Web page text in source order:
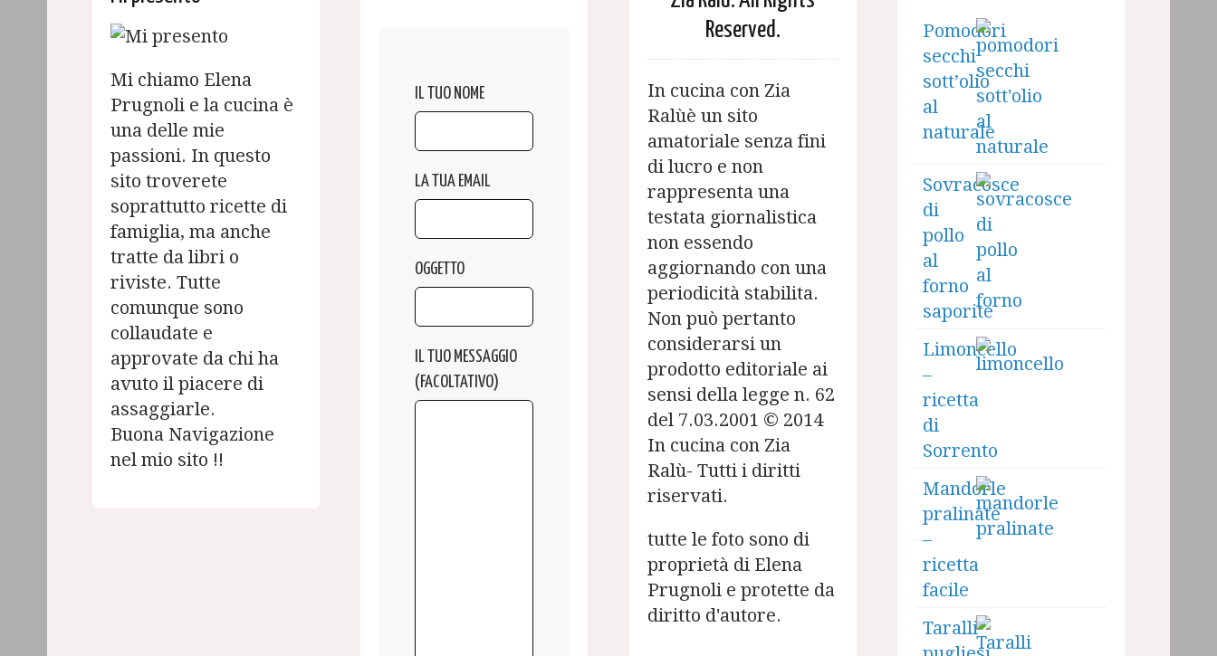
Mi chiamo Elena
Prugnoli e la cucina è
una delle mie
passioni. In questo
sito troverete
soprattutto ricette di
famiglia, ma anche
tratte da libri o
riviste. Tutte
comunque sono
collaudate e
approvate da chi ha
avuto il piacere di
assaggiarle.
Buona Navigazione
nel mio sito !!
IL TUO NOME
LA TUA EMAIL
OGGETTO
IL TUO MESSAGGIO
(FACOLTATIVO)
Reserved.
In cucina con Zia
Ralùè un sito
amatoriale senza fini
di lucro e non
rappresenta una
testata giornalistica
non essendo
aggiornando con una
periodicità stabilita.
Non può pertanto
considerarsi un
prodotto editoriale ai
sensi della legge n. 62
del 7.03.2001 © 2014
In cucina con Zia
Ralù- Tutti i diritti
riservati.
tutte le foto sono di
proprietà di Elena
Prugnoli e protette da
diritto d'autore.
Pomodori
secchi
sott’olio
al
naturale
Sovracosce
di
pollo
al
forno
saporite
Limoncello
–
ricetta
di
Sorrento
Mandorle
pralinate
–
ricetta
facile
Taralli